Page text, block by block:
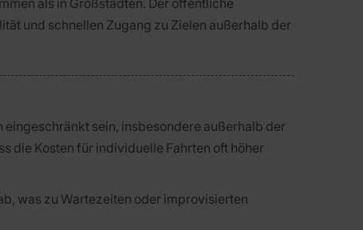
und schnellen Zugang zu Zielen außerhalb der
sein, insbesondere außerhalb der
die Kosten für individuelle Fahrten oft höher
was zu Wartezeiten oder improvisierten